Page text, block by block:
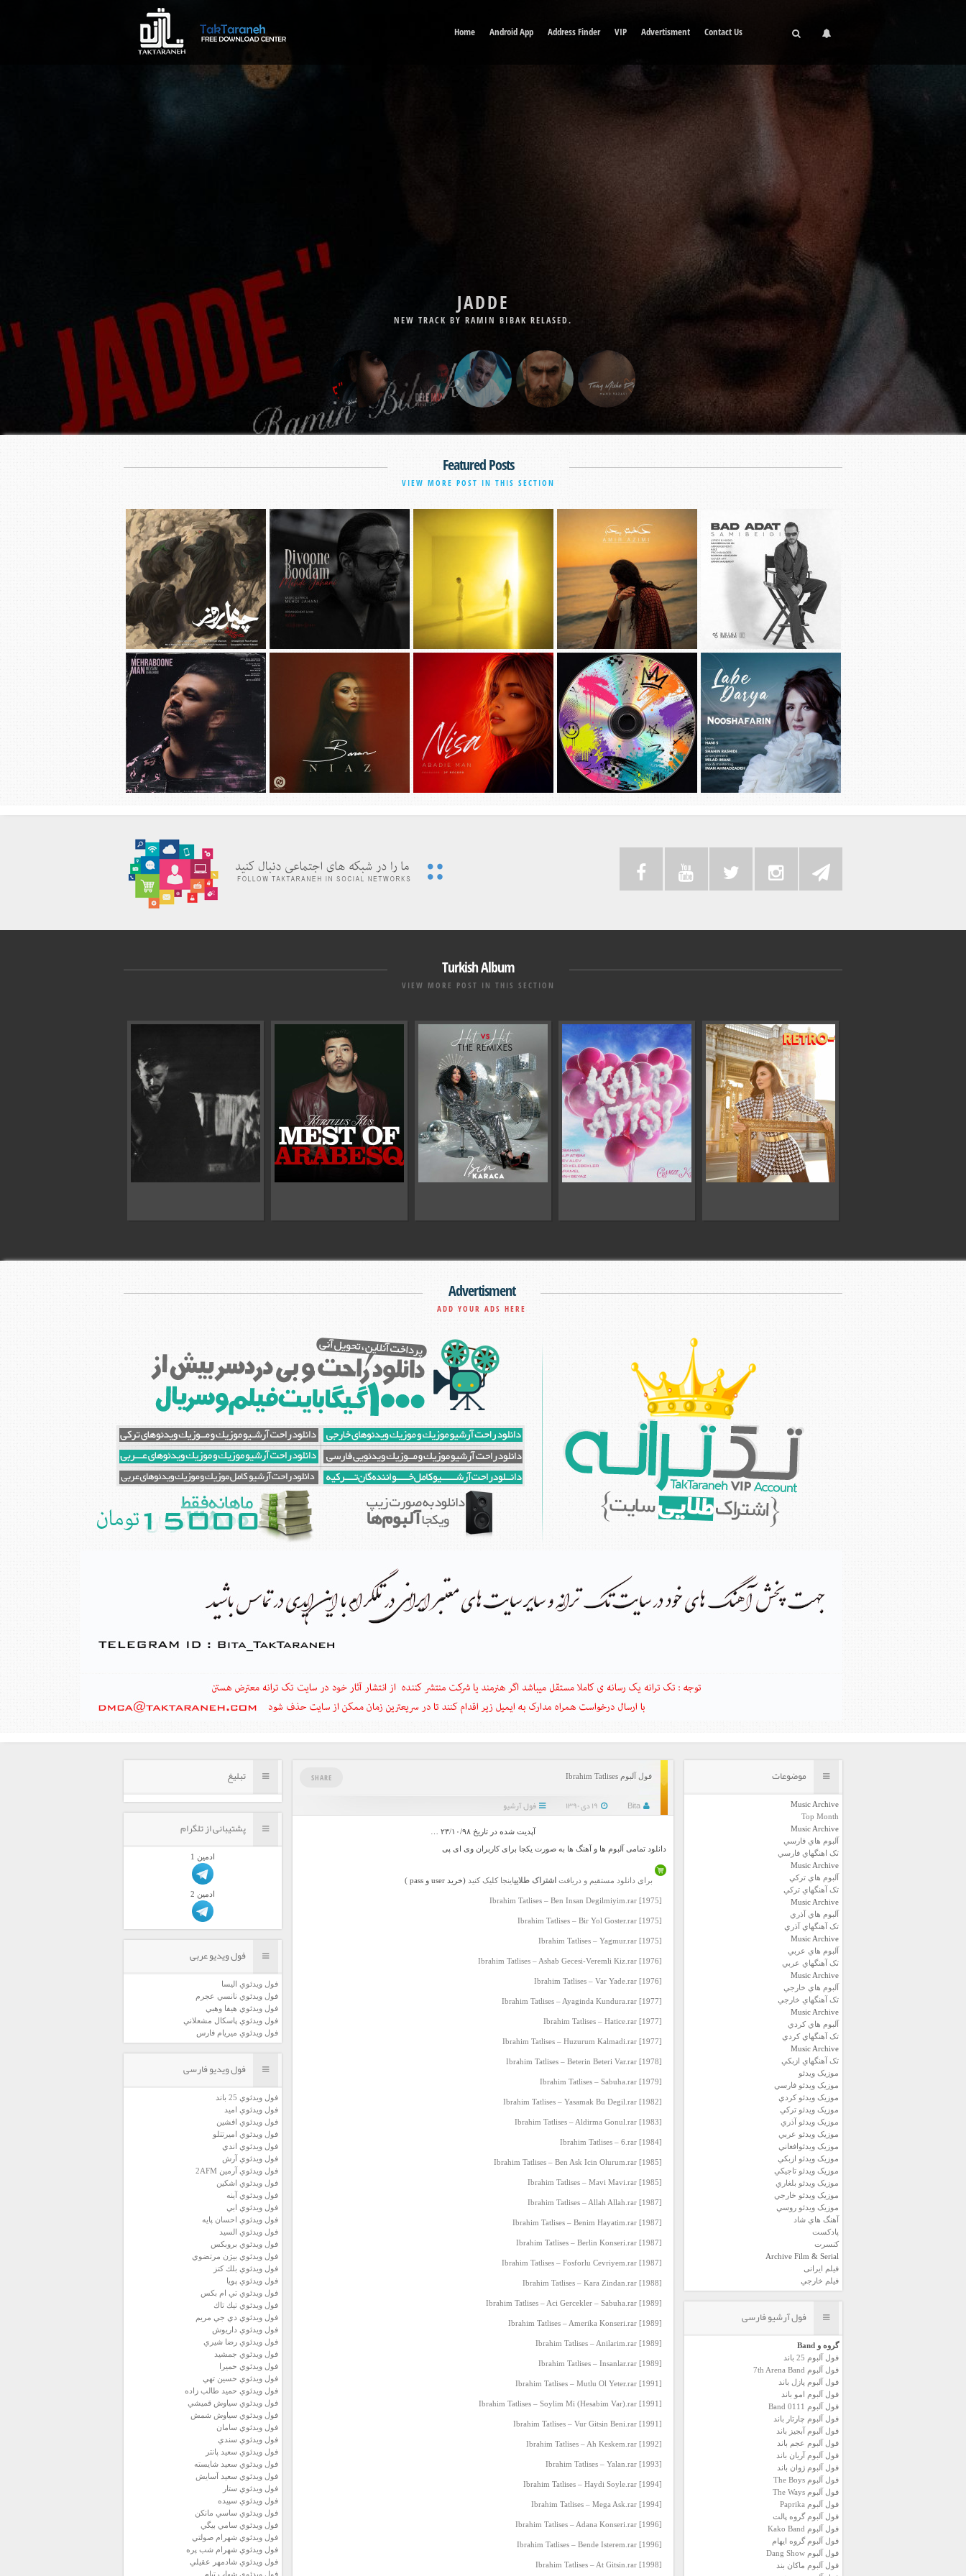
Home Android App Address Finder VIP Advertisment Contact Us
DELE MAN
NEW TRACK BY BABAK JAHANBAKHSH RELASED.
Featured Posts
VIEW MORE POST IN THIS SECTION
دانلود آهنگ جديد محسن چاوشی به نام
چهل روز
دانلود آهنگ جديد مهدی جهانی به نام
دیوونه بودم
دانلود آهنگ جديد سیجل و سوگند به نام
وقتی رفت
دانلود آهنگ جديد امیر عظیمی به نام
دختر بندر
دانلود آهنگ جديد سامی بیگی به نام بد
عادت
مهربون من
Turkish Album
VIEW MORE POST IN THIS SECTION
Advertisment
ADD YOUR ADS HERE
موضوعات
Music Archive
Top Month
Music Archive
آلبوم هاي فارسي
تک اهنگهاي فارسي
Music Archive
آلبوم هاي ترکي
تک آهنگهاي ترکي
Music Archive
آلبوم هاي آذري
تک آهنگهاي آذري
Music Archive
آلبوم هاي عربي
تک آهنگهاي عربي
Music Archive
آلبوم هاي خارجي
تک آهنگهاي خارجي
Music Archive
آلبوم هاي کردي
تک آهنگهاي کردي
Music Archive
تک آهنگهاي ازبکي
موزيک ويدئو
موزيک ويدئو فارسي
موزيک ويدئو كردي
موزيک ويدئو تركي
موزيک ويدئو آذري
موزيک ويدئو عربي
موزيک ويدئوافغاني
موزيک ويدئو ازبكي
موزيک ويدئو تاجيكي
موزيک ويدئو بلغاري
موزيک ويدئو خارجي
موزيک ويدئو روسي
آهنگ هاي شاد
پادكست
كنسرت
Archive Film & Serial
فیلم ایرانی
فیلم خارجي
فول آرشیو فارسی
گروه و Band
فول آلبوم 25 باند
فول آلبوم 7th Arena Band
فول آلبوم پازل باند
فول آلبوم امو باند
فول آلبوم 0111 Band
فول آلبوم چارتار باند
فول آلبوم آبجيز باند
فول آلبوم عجم باند
فول آلبوم آريان باند
فول آلبوم ژوان باند
فول آلبوم The Boys
فول آلبوم The Ways
فول آلبوم Paprika
فول آلبوم گروه پالت
فول آلبوم Kako Band
فول آلبوم گروه ایهام
فول آلبوم Dang Show
فول آلبوم ماکان بند
فول آلبوم Ibrahim Tatlises
Bita فول آرشیو
SHARE
آپدیت شده در تاریخ ۲۳/۱۰/۹۸ …
دانلود تمامی آلبوم ها و آهنگ ها به صورت یکجا برای کاربران وی ای پی
برای دانلود مستقیم و دریافت اشتراک طلاییاینجا کلیک کنید (خرید user و pass )
[1975] Ibrahim Tatlises – Ben Insan Degilmiyim.rar
[1975] Ibrahim Tatlises – Bir Yol Goster.rar
[1975] Ibrahim Tatlises – Yagmur.rar
[1976] Ibrahim Tatlises – Ashab Gecesi-Veremli Kiz.rar
[1976] Ibrahim Tatlises – Var Yade.rar
[1977] Ibrahim Tatlises – Ayaginda Kundura.rar
[1977] Ibrahim Tatlises – Hatice.rar
[1977] Ibrahim Tatlises – Huzurum Kalmadi.rar
[1978] Ibrahim Tatlises – Beterin Beteri Var.rar
[1979] Ibrahim Tatlises – Sabuha.rar
[1982] Ibrahim Tatlises – Yasamak Bu Degil.rar
[1983] Ibrahim Tatlises – Aldirma Gonul.rar
[1984] Ibrahim Tatlises – 6.rar
[1985] Ibrahim Tatlises – Ben Ask Icin Olurum.rar
[1985] Ibrahim Tatlises – Mavi Mavi.rar
[1987] Ibrahim Tatlises – Allah Allah.rar
[1987] Ibrahim Tatlises – Benim Hayatim.rar
[1987] Ibrahim Tatlises – Berlin Konseri.rar
[1987] Ibrahim Tatlises – Fosforlu Cevriyem.rar
[1988] Ibrahim Tatlises – Kara Zindan.rar
[1989] Ibrahim Tatlises – Aci Gercekler – Sabuha.rar
[1989] Ibrahim Tatlises – Amerika Konseri.rar
[1989] Ibrahim Tatlises – Anilarim.rar
[1989] Ibrahim Tatlises – Insanlar.rar
[1991] Ibrahim Tatlises – Mutlu Ol Yeter.rar
[1991] Ibrahim Tatlises – Soylim Mi (Hesabim Var).rar
[1991] Ibrahim Tatlises – Vur Gitsin Beni.rar
[1992] Ibrahim Tatlises – Ah Keskem.rar
[1993] Ibrahim Tatlises – Yalan.rar
[1994] Ibrahim Tatlises – Haydi Soyle.rar
[1994] Ibrahim Tatlises – Mega Ask.rar
[1996] Ibrahim Tatlises – Adana Konseri.rar
[1996] Ibrahim Tatlises – Bende Isterem.rar
[1998] Ibrahim Tatlises – At Gitsin.rar
تبلیغ
پشتیبانی از تلگرام
ادمين 1
ادمين 2
فول ویدیو عربی
فول ويدئوي اليسا
فول ويدئوي نانسي عجرم
فول ويدئوي هيفا وهبي
فول ويدئوي پاسكال مشعلاني
فول ويدئوي ميريام فارس
فول ویدیو فارسی
فول ويدئوي 25 باند
فول ويدئوي اميد
فول ويدئوي افشين
فول ويدئوي اميرتتلو
فول ويدئوي اندي
فول ويدئوي آرش
فول ويدئوي آرمين 2AFM
فول ويدئوي اشكين
فول ويدئوي آينه
فول ويدئوي ابي
فول ويدئوي احسان پايه
فول ويدئوي السيد
فول ويدئوي بروبكس
فول ويدئوي بيژن مرتضوي
فول ويدئوي بلك كتز
فول ويدئوي پويا
فول ويدئوي تي ام بكس
فول ويدئوي تيك تاك
فول ويدئوي دي جي مريم
فول ويدئوي داريوش
فول ويدئوي رضا شيري
فول ويدئوي جمشيد
فول ويدئوي حميرا
فول ويدئوي حسين تهي
فول ويدئوي حميد طالب زاده
فول ويدئوي سياوش قميشي
فول ويدئوي سياوش شمش
فول ويدئوي سامان
فول ويدئوي سندي
فول ويدئوي سعيد پانتر
فول ويدئوي سعيد شايسته
فول ويدئوي سعيد آسايش
فول ويدئوي ستار
فول ويدئوي سپيده
فول ويدئوي ساسي مانكن
فول ويدئوي سامي بيگي
فول ويدئوي شهرام صولتي
فول ويدئوي شهرام شب پره
فول ويدئوي شادمهر عقيلي
فول ويدئوي شهاب تيام